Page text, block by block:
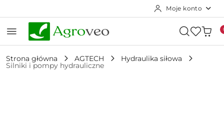
Moje konto
Strona główna AGTECH Hydraulika siłowa
Silniki i pompy hydrauliczne